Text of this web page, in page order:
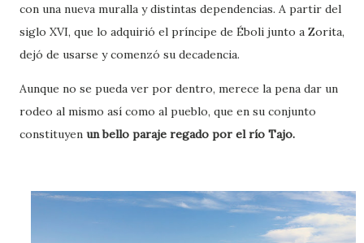
con una nueva muralla y distintas dependencias. A partir del
siglo XVI, que lo adquirió el príncipe de Éboli junto a Zorita,
dejó de usarse y comenzó su decadencia.
Aunque no se pueda ver por dentro, merece la pena dar un
rodeo al mismo así como al pueblo, que en su conjunto
constituyen un bello paraje regado por el río Tajo.